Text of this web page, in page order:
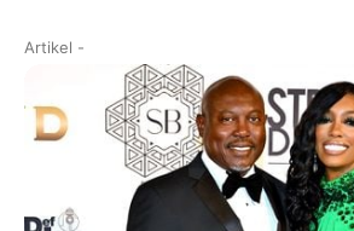
Artikel -